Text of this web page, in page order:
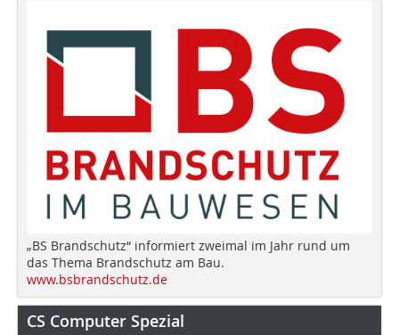
„BS Brandschutz“ informiert zweimal im Jahr rund um
das Thema Brandschutz am Bau.
www.bsbrandschutz.de
CS Computer Spezial